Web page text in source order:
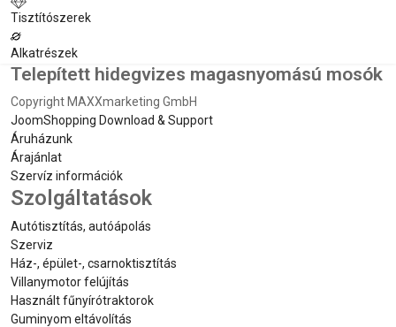
Tisztítószerek
Alkatrészek
Telepített hidegvizes magasnyomású mosók
Copyright MAXXmarketing GmbH
JoomShopping Download & Support
Áruházunk
Árajánlat
Szervíz információk
Szolgáltatások
Autótisztítás, autóápolás
Szerviz
Ház-, épület-, csarnoktisztítás
Villanymotor felújítás
Használt fűnyírótraktorok
Guminyom eltávolítás